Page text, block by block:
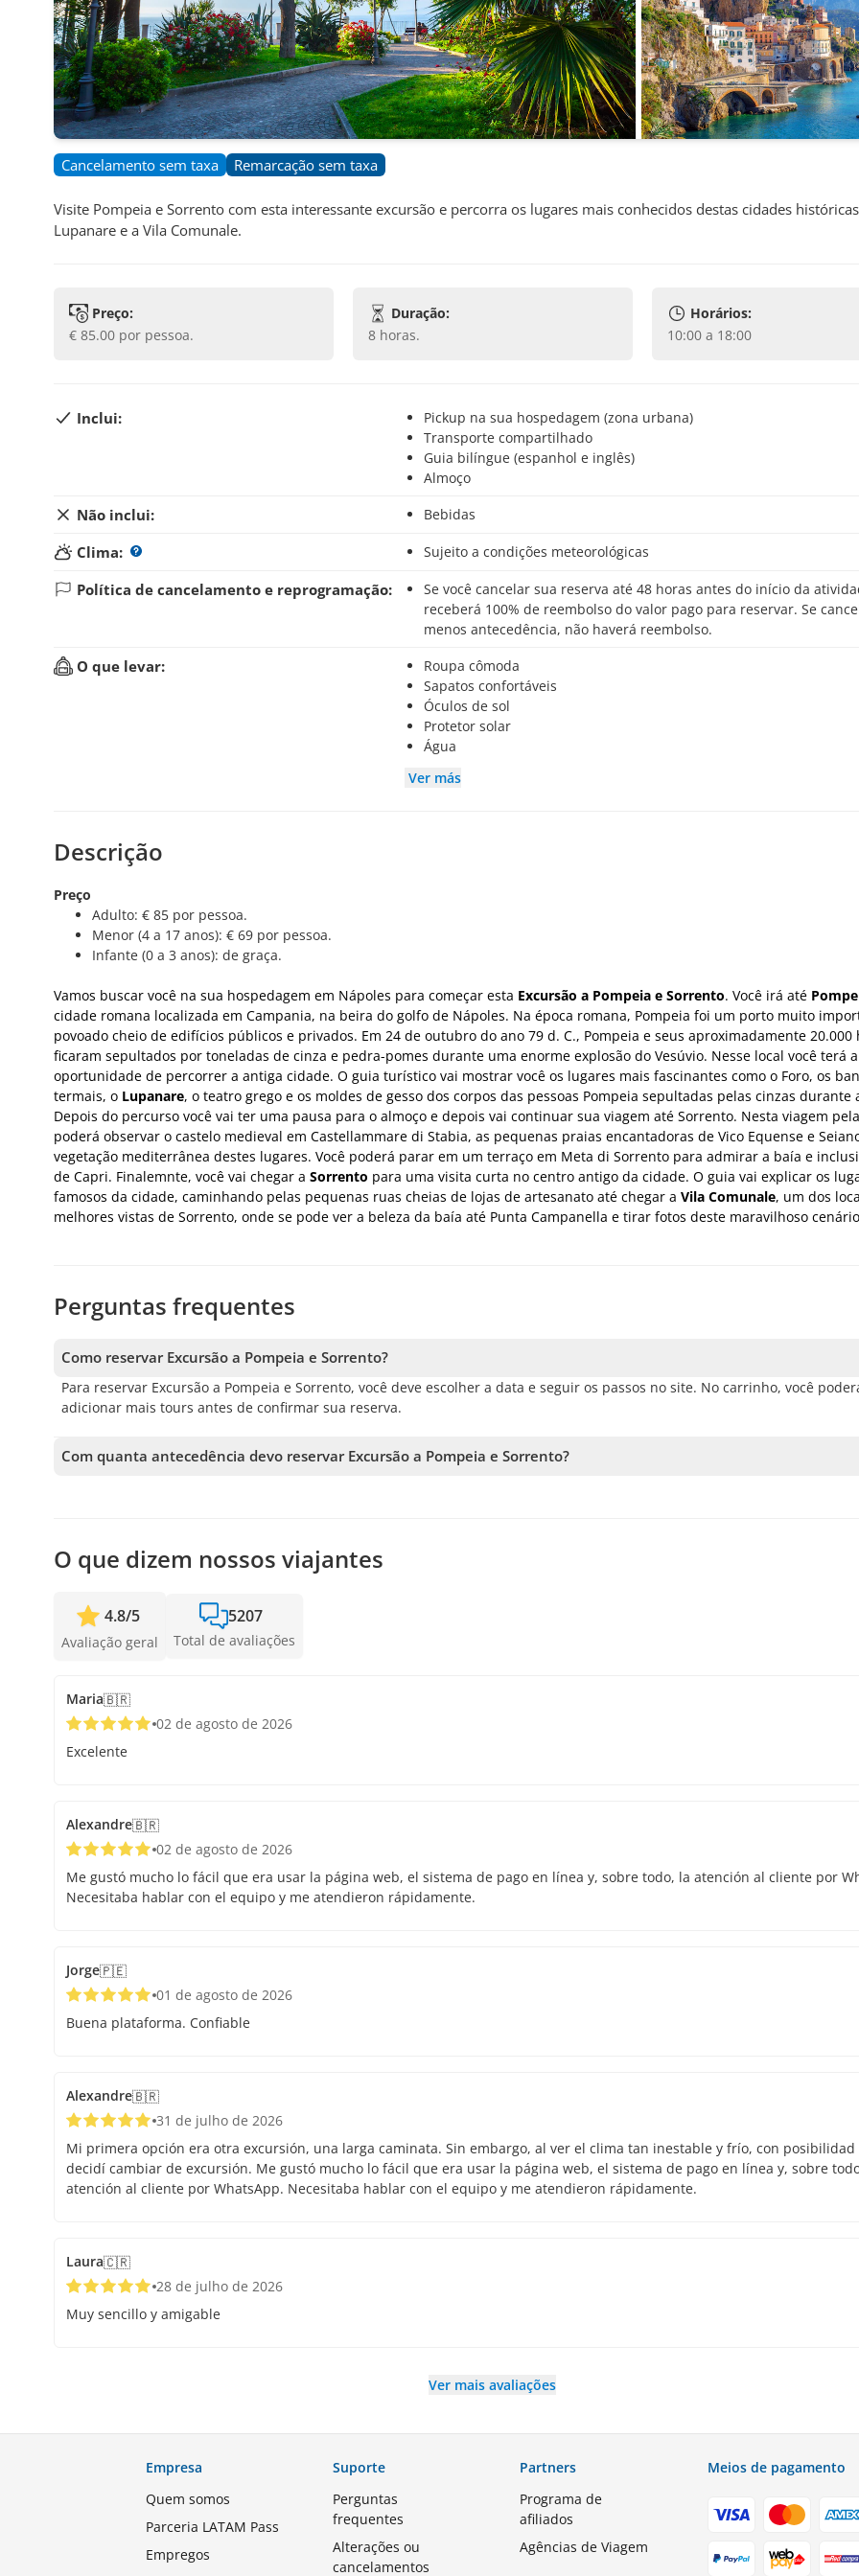
Cancelamento sem taxa Remarcação sem taxa
Visite Pompeia e Sorrento com esta interessante excursão e percorra os lugares mais conhecidos destas cidades
Lupanare e a Vila Comunale.
Preço:
€ 85.00 por pessoa.
Duração:
8 horas.
Horários:
10:00 a 18:00
Inclui:
Pickup na sua hospedagem (zona urbana)
Transporte compartilhado
Guia bilíngue (espanhol e inglês)
Almoço
Não inclui: Bebidas
Clima: Sujeito a condições meteorológicas
Política de cancelamento e reprogramação:
Se você cancelar sua reserva até 48 horas antes do início da atividade,
receberá 100% de reembolso do valor pago para reservar. Se
menos antecedência, não haverá reembolso.
O que levar:
Roupa cômoda
Sapatos confortáveis
Óculos de sol
Protetor solar
Água
Ver más
Descrição
Preço
Adulto: € 85 por pessoa.
Menor (4 a 17 anos): € 69 por pessoa.
Infante (0 a 3 anos): de graça.
Vamos buscar você na sua hospedagem em Nápoles para começar esta Excursão a Pompeia e Sorrento. Você irá até
cidade romana localizada em Campania, na beira do golfo de Nápoles. Na época romana, Pompeia foi um porto muito
povoado cheio de edifícios públicos e privados. Em 24 de outubro do ano 79 d. C., Pompeia e seus aproximadamente 20.000
ficaram sepultados por toneladas de cinza e pedra-pomes durante uma enorme explosão do Vesúvio. Nesse local você terá a
oportunidade de percorrer a antiga cidade. O guia turístico vai mostrar você os lugares mais fascinantes como o Foro, os
termais, o Lupanare, o teatro grego e os moldes de gesso dos corpos das pessoas Pompeia sepultadas pelas cinzas durante
Depois do percurso você vai ter uma pausa para o almoço e depois vai continuar sua viagem até Sorrento. Nesta viagem
poderá observar o castelo medieval em Castellammare di Stabia, as pequenas praias encantadoras de Vico Equense e
vegetação mediterrânea destes lugares. Você poderá parar em um terraço em Meta di Sorrento para admirar a baía e
de Capri. Finalemnte, você vai chegar a Sorrento para uma visita curta no centro antigo da cidade. O guia vai explicar os
famosos da cidade, caminhando pelas pequenas ruas cheias de lojas de artesanato até chegar a Vila Comunale, um dos
melhores vistas de Sorrento, onde se pode ver a beleza da baía até Punta Campanella e tirar fotos deste maravilhoso
Perguntas frequentes
Como reservar Excursão a Pompeia e Sorrento?
Para reservar Excursão a Pompeia e Sorrento, você deve escolher a data e seguir os passos no site. No carrinho, você
adicionar mais tours antes de confirmar sua reserva.
Com quanta antecedência devo reservar Excursão a Pompeia e Sorrento?
O que dizem nossos viajantes
4.8/5
Avaliação geral
5207
Total de avaliações
Maria🇧🇷
02 de agosto de 2026
Excelente
Alexandre🇧🇷
02 de agosto de 2026
Me gustó mucho lo fácil que era usar la página web, el sistema de pago en línea y, sobre todo, la atención al cliente por
Necesitaba hablar con el equipo y me atendieron rápidamente.
Jorge🇵🇪
01 de agosto de 2026
Buena plataforma. Confiable
Alexandre🇧🇷
31 de julho de 2026
Mi primera opción era otra excursión, una larga caminata. Sin embargo, al ver el clima tan inestable y frío, con posibilidad
decidí cambiar de excursión. Me gustó mucho lo fácil que era usar la página web, el sistema de pago en línea y, sobre
atención al cliente por WhatsApp. Necesitaba hablar con el equipo y me atendieron rápidamente.
Laura🇨🇷
28 de julho de 2026
Muy sencillo y amigable
Ver mais avaliações
Empresa
Quem somos
Parceria LATAM Pass
Empregos
Suporte
Perguntas
frequentes
Alterações ou
cancelamentos
Partners
Programa de
afiliados
Agências de Viagem
Meios de pagamento